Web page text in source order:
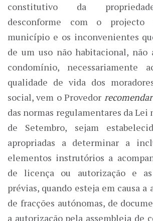
constitutivo da
desconforme com o projecto
município e os inconvenientes
de um uso não habitacional, não
condomínio, necessariamente
qualidade de vida dos
social, vem o Provedor recomendar
das normas regulamentares da Lei
de Setembro, sejam
apropriadas a determinar a
elementos instrutórios a
de licença ou autorização e as
prévias, quando esteja em causa a
de fracções autónomas, de
a autorização pela assembleia de